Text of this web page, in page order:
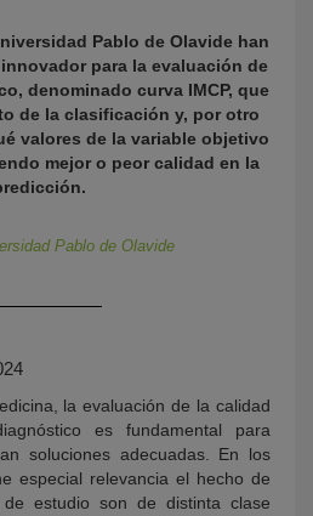
Pablo de Olavide han
para la evaluación de
denominado curva IMCP, que
de la clasificación y, por otro
valores de la variable objetivo
mejor o peor calidad en la
Pablo de Olavide
la evaluación de la calidad
es fundamental para
soluciones adecuadas. En los
especial relevancia el hecho de
estudio son de distinta clase